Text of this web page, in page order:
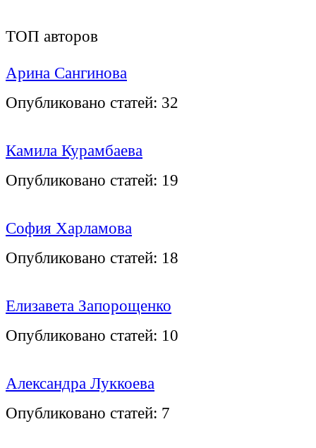
ТОП авторов
Арина Сангинова
Опубликовано статей: 32
Камила Курамбаева
Опубликовано статей: 19
София Харламова
Опубликовано статей: 18
Елизавета Запорощенко
Опубликовано статей: 10
Александра Луккоева
Опубликовано статей: 7